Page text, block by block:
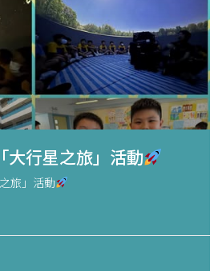
大行星之旅」活動
旅」活動